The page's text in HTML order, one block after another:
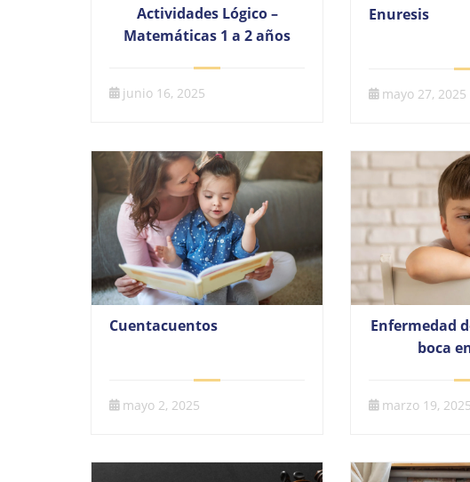
Actividades Lógico –
Matemáticas 1 a 2 años
junio 16, 2025
Enuresis
mayo 27, 2025
Cuentacuentos
mayo 2, 2025
Enfermedad
boca
marzo 19, 2025